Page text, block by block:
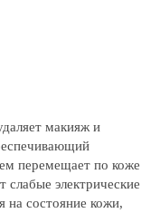
макияж и
перемещает по коже
слабые электрические
на состояние кожи,